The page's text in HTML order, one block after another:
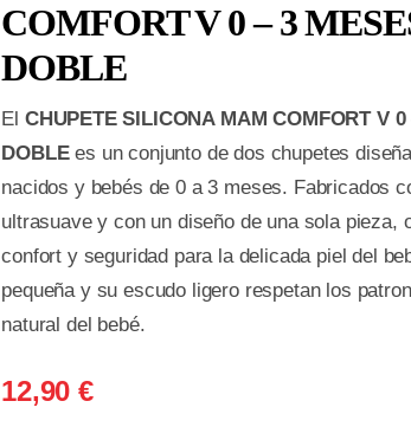
COMFORT V 0 – 3
DOBLE
El CHUPETE SILICONA MAM COMFORT V
DOBLEes un conjunto de dos chupetes
nacidos y bebés de 0 a 3 meses. Fabricados
ultrasuave y con un diseño de una sola pieza,
confort y seguridad para la delicada piel del
pequeña y su escudo ligero respetan los
natural del bebé.
12,90 €